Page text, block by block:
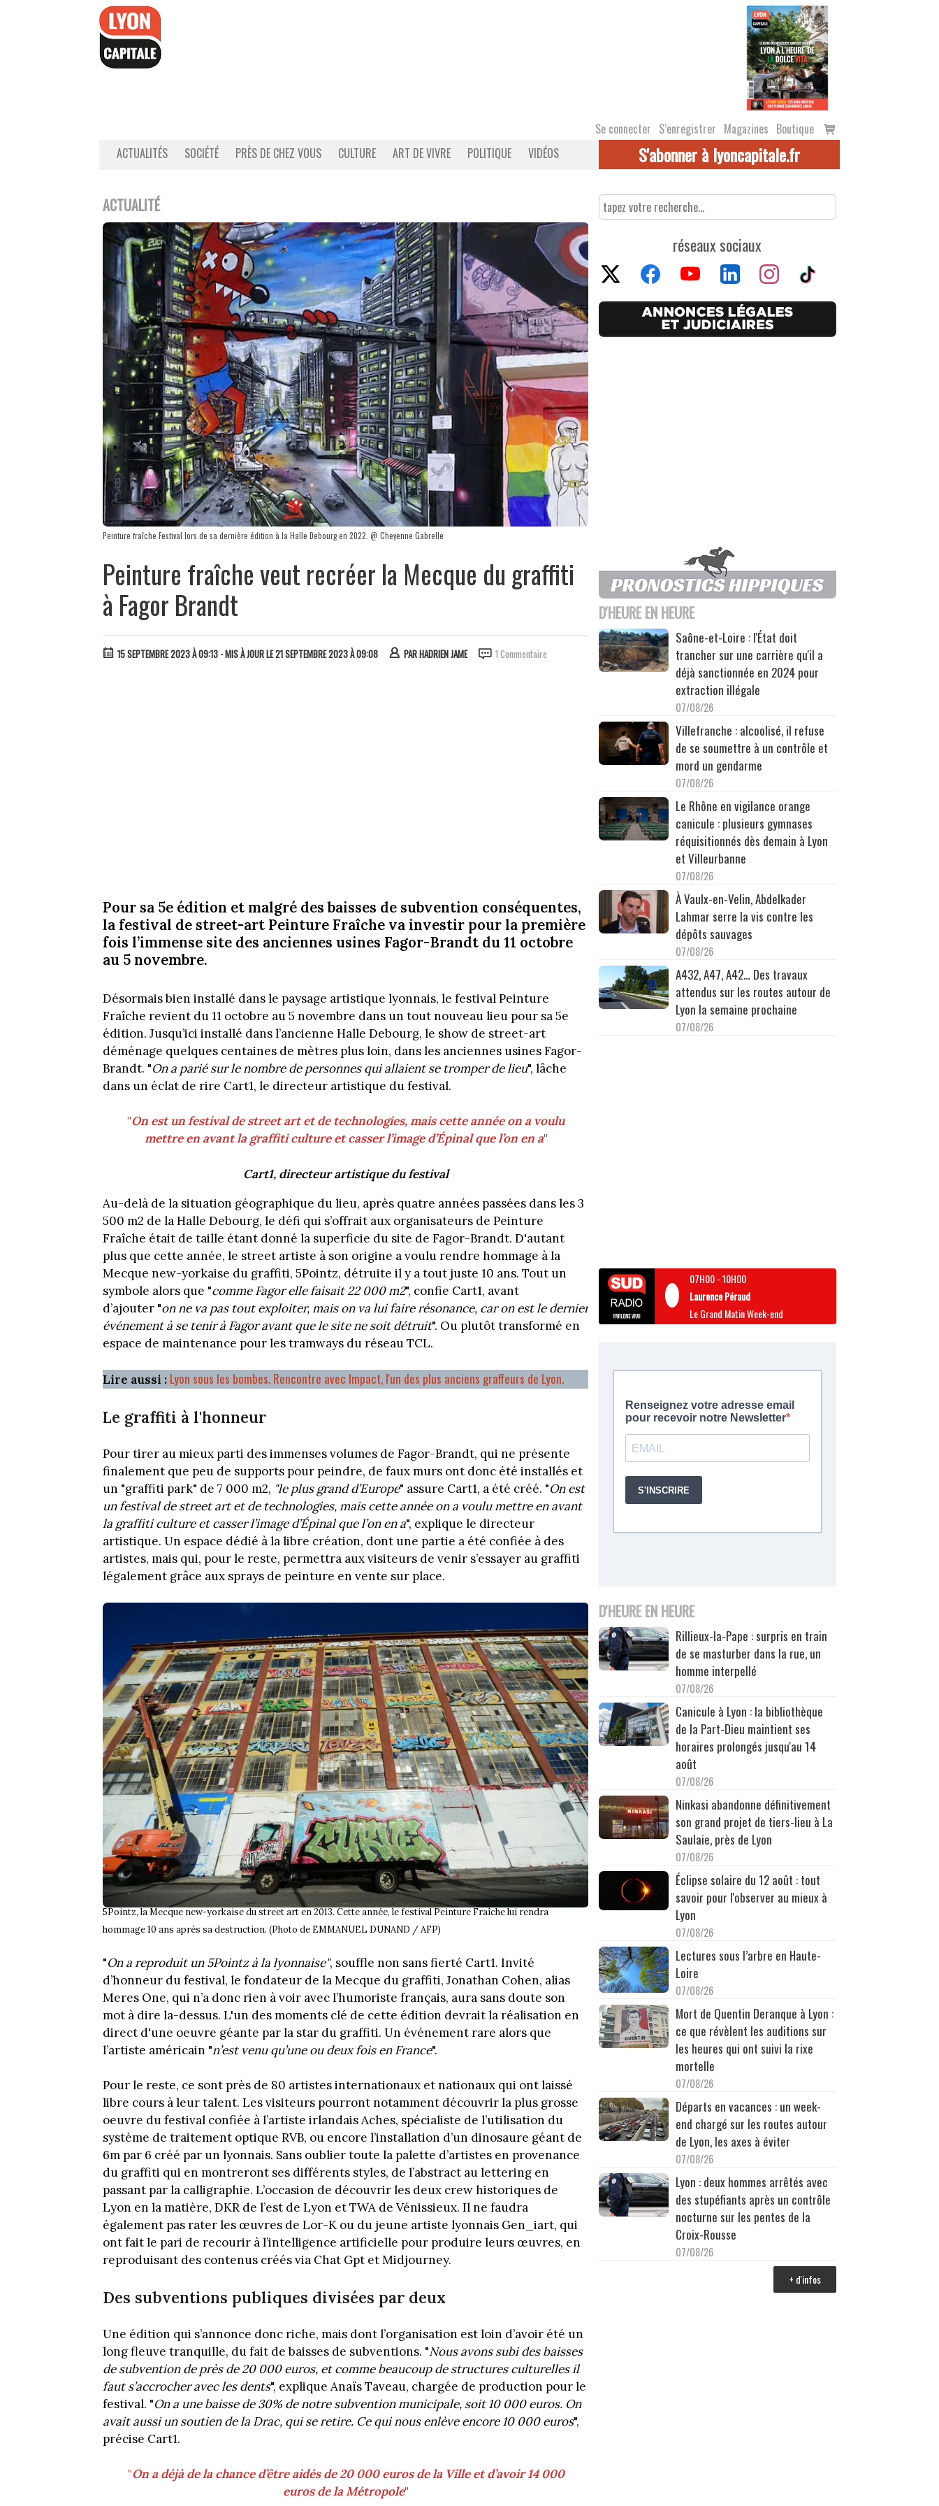
Se connecter S’enregistrer Magazines Boutique
Voir
le
ACTUALITÉS SOCIÉTÉ PRÈS DE CHEZ VOUS CULTURE ART DE VIVRE POLITIQUE VIDÉOS S'abonner à lyoncapitale.fr
ACTUALITÉ
Peinture fraîche Festival lors de sa dernière édition à la Halle Debourg en 2022. @ Cheyenne Gabrelle
Peinture fraîche veut recréer la Mecque du graffiti
à Fagor Brandt
15 SEPTEMBRE 2023 À 09:13 - MIS À JOUR LE 21 SEPTEMBRE 2023 À 09:08 PARHADRIEN JAME 1 Commentaire
Pour sa 5e édition et malgré des baisses de subvention conséquentes,
la festival de street-art Peinture Fraîche va investir pour la première
fois l’immense site des anciennes usines Fagor-Brandt du 11 octobre
au 5 novembre.
Désormais bien installé dans le paysage artistique lyonnais, le festival Peinture
Fraîche revient du 11 octobre au 5 novembre dans un tout nouveau lieu pour sa 5e
édition. Jusqu’ici installé dans l’ancienne Halle Debourg, le show de street-art
déménage quelques centaines de mètres plus loin, dans les anciennes usines Fagor-
Brandt. "On a parié sur le nombre de personnes qui allaient se tromper de lieu", lâche
dans un éclat de rire Cart1, le directeur artistique du festival.
"On est un festival de street art et de technologies, mais cette année on a voulu
mettre en avant la graffiti culture et casser l’image d’Épinal que l’on en a"
Cart1, directeur artistique du festival
Au-delà de la situation géographique du lieu, après quatre années passées dans les 3
500 m2 de la Halle Debourg, le défi qui s’offrait aux organisateurs de Peinture
Fraîche était de taille étant donné la superficie du site de Fagor-Brandt. D'autant
plus que cette année, le street artiste à son origine a voulu rendre hommage à la
Mecque new-yorkaise du graffiti, 5Pointz, détruite il y a tout juste 10 ans. Tout un
symbole alors que "comme Fagor elle faisait 22 000 m2", confie Cart1, avant
d’ajouter "on ne va pas tout exploiter, mais on va lui faire résonance, car on est le dernier
événement à se tenir à Fagor avant que le site ne soit détruit". Ou plutôt transformé en
espace de maintenance pour les tramways du réseau TCL.
Lire aussi : Lyon sous les bombes. Rencontre avec Impact, l'un des plus anciens graffeurs de Lyon.
Le graffiti à l'honneur
Pour tirer au mieux parti des immenses volumes de Fagor-Brandt, qui ne présente
finalement que peu de supports pour peindre, de faux murs ont donc été installés et
un "graffiti park" de 7 000 m2, "le plus grand d’Europe" assure Cart1, a été créé. "On est
un festival de street art et de technologies, mais cette année on a voulu mettre en avant
la graffiti culture et casser l’image d’Épinal que l’on en a", explique le directeur
artistique. Un espace dédié à la libre création, dont une partie a été confiée à des
artistes, mais qui, pour le reste, permettra aux visiteurs de venir s’essayer au graffiti
légalement grâce aux sprays de peinture en vente sur place.
5Pointz, la Mecque new-yorkaise du street art en 2013. Cette année, le festival Peinture Fraîche lui rendra
hommage 10 ans après sa destruction. (Photo de EMMANUEL DUNAND / AFP)
"On a reproduit un 5Pointz à la lyonnaise", souffle non sans fierté Cart1. Invité
d’honneur du festival, le fondateur de la Mecque du graffiti, Jonathan Cohen, alias
Meres One, qui n’a donc rien à voir avec l’humoriste français, aura sans doute son
mot à dire la-dessus. L'un des moments clé de cette édition devrait la réalisation en
direct d'une oeuvre géante par la star du graffiti. Un événement rare alors que
l’artiste américain "n’est venu qu’une ou deux fois en France".
Pour le reste, ce sont près de 80 artistes internationaux et nationaux qui ont laissé
libre cours à leur talent. Les visiteurs pourront notamment découvrir la plus grosse
oeuvre du festival confiée à l’artiste irlandais Aches, spécialiste de l’utilisation du
système de traitement optique RVB, ou encore l’installation d’un dinosaure géant de
6m par 6 créé par un lyonnais. Sans oublier toute la palette d’artistes en provenance
du graffiti qui en montreront ses différents styles, de l’abstract au lettering en
passant par la calligraphie. L’occasion de découvrir les deux crew historiques de
Lyon en la matière, DKR de l’est de Lyon et TWA de Vénissieux. Il ne faudra
également pas rater les œuvres de Lor-K ou du jeune artiste lyonnais Gen_iart, qui
ont fait le pari de recourir à l’intelligence artificielle pour produire leurs œuvres, en
reproduisant des contenus créés via Chat Gpt et Midjourney.
Des subventions publiques divisées par deux
Une édition qui s’annonce donc riche, mais dont l’organisation est loin d’avoir été un
long fleuve tranquille, du fait de baisses de subventions. "Nous avons subi des baisses
de subvention de près de 20 000 euros, et comme beaucoup de structures culturelles il
faut s’accrocher avec les dents", explique Anaïs Taveau, chargée de production pour le
festival. "On a une baisse de 30% de notre subvention municipale, soit 10 000 euros. On
avait aussi un soutien de la Drac, qui se retire. Ce qui nous enlève encore 10 000 euros",
précise Cart1.
"On a déjà de la chance d’être aidés de 20 000 euros de la Ville et d’avoir 14 000
euros de la Métropole"
réseaux sociaux
D'HEURE EN HEURE
Saône-et-Loire : l'État doit
trancher sur une carrière qu'il a
déjà sanctionnée en 2024 pour
extraction illégale
07/08/26
Villefranche : alcoolisé, il refuse
de se soumettre à un contrôle et
mord un gendarme
07/08/26
Le Rhône en vigilance orange
canicule : plusieurs gymnases
réquisitionnés dès demain à Lyon
et Villeurbanne
07/08/26
À Vaulx-en-Velin, Abdelkader
Lahmar serre la vis contre les
dépôts sauvages
07/08/26
A432, A47, A42… Des travaux
attendus sur les routes autour de
Lyon la semaine prochaine
07/08/26
07H00-10H00
Laurence Péraud
Le Grand Matin Week-end
D'HEURE EN HEURE
Rillieux-la-Pape : surpris en train
de se masturber dans la rue, un
homme interpellé
07/08/26
Canicule à Lyon : la bibliothèque
de la Part-Dieu maintient ses
horaires prolongés jusqu'au 14
août
07/08/26
Ninkasi abandonne définitivement
son grand projet de tiers-lieu à La
Saulaie, près de Lyon
07/08/26
Éclipse solaire du 12 août : tout
savoir pour l'observer au mieux à
Lyon
07/08/26
Lectures sous l’arbre en Haute-
Loire
07/08/26
Mort de Quentin Deranque à Lyon :
ce que révèlent les auditions sur
les heures qui ont suivi la rixe
mortelle
07/08/26
Départs en vacances : un week-
end chargé sur les routes autour
de Lyon, les axes à éviter
07/08/26
Lyon : deux hommes arrêtés avec
des stupéfiants après un contrôle
nocturne sur les pentes de la
Croix-Rousse
07/08/26
+ d'infos